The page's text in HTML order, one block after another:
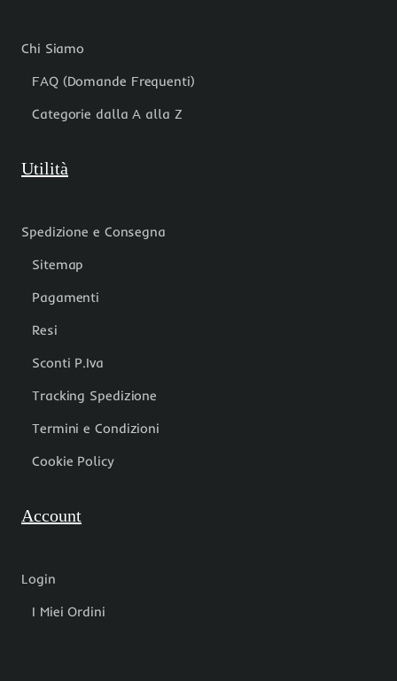
Chi Siamo
FAQ (Domande Frequenti)
Categorie dalla A alla Z
Utilità
Spedizione e Consegna
Sitemap
Pagamenti
Resi
Sconti P.Iva
Tracking Spedizione
Termini e Condizioni
Cookie Policy
Account
Login
I Miei Ordini